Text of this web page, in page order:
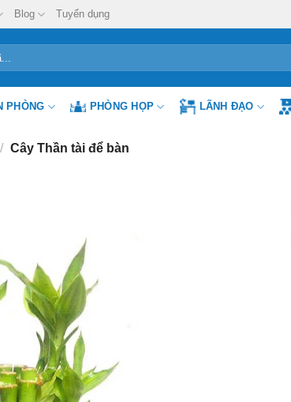
Blog Tuyển dụng
PHÒNG PHÒNG HỌP LÃNH ĐẠO
/ Cây Thần tài để bàn